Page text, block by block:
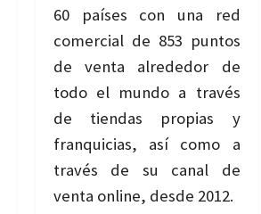
60 países con una red
comercial de 853 puntos
de venta alrededor de
todo el mundo a través
de tiendas propias y
franquicias, así como a
través de su canal de
venta online, desde 2012.